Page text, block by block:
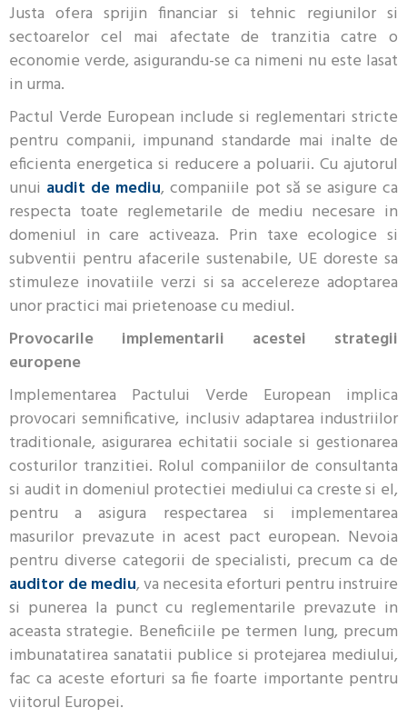
Justa ofera sprijin financiar si tehnic regiunilor si
sectoarelor cel mai afectate de tranzitia catre o
economie verde, asigurandu-se ca nimeni nu este lasat
in urma.
Pactul Verde European include si reglementari stricte
pentru companii, impunand standarde mai inalte de
eficienta energetica si reducere a poluarii. Cu ajutorul
unui audit de mediu, companiile pot să se asigure ca
respecta toate reglemetarile de mediu necesare in
domeniul in care activeaza. Prin taxe ecologice si
subventii pentru afacerile sustenabile, UE doreste sa
stimuleze inovatiile verzi si sa accelereze adoptarea
unor practici mai prietenoase cu mediul.
Provocarile implementarii acestei strategii
europene
Implementarea Pactului Verde European implica
provocari semnificative, inclusiv adaptarea industriilor
traditionale, asigurarea echitatii sociale si gestionarea
costurilor tranzitiei. Rolul companiilor de consultanta
si audit in domeniul protectiei mediului ca creste si el,
pentru a asigura respectarea si implementarea
masurilor prevazute in acest pact european. Nevoia
pentru diverse categorii de specialisti, precum ca de
auditor de mediu, va necesita eforturi pentru instruire
si punerea la punct cu reglementarile prevazute in
aceasta strategie. Beneficiile pe termen lung, precum
imbunatatirea sanatatii publice si protejarea mediului,
fac ca aceste eforturi sa fie foarte importante pentru
viitorul Europei.